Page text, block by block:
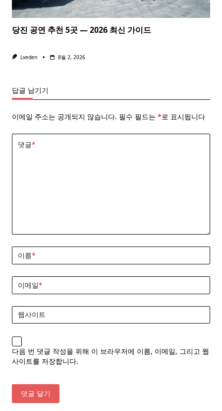
당진 공연 추천 5곳 — 2026 최신 가이드
Lveden 8월 2, 2026
답글 남기기
이메일 주소는 공개되지 않습니다. 필수 필드는 *로 표시됩니다
댓글*
이름*
이메일*
웹사이트
다음 번 댓글 작성을 위해 이 브라우저에 이름, 이메일, 그리고 웹
사이트를 저장합니다.